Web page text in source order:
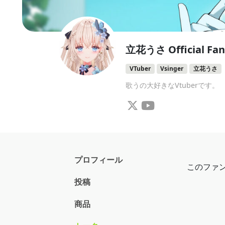
立花うさ Official
VTuber Vsinger 立花うさ
歌うの大好きなVtuberです。
プロフィール
投稿
商品
このファ